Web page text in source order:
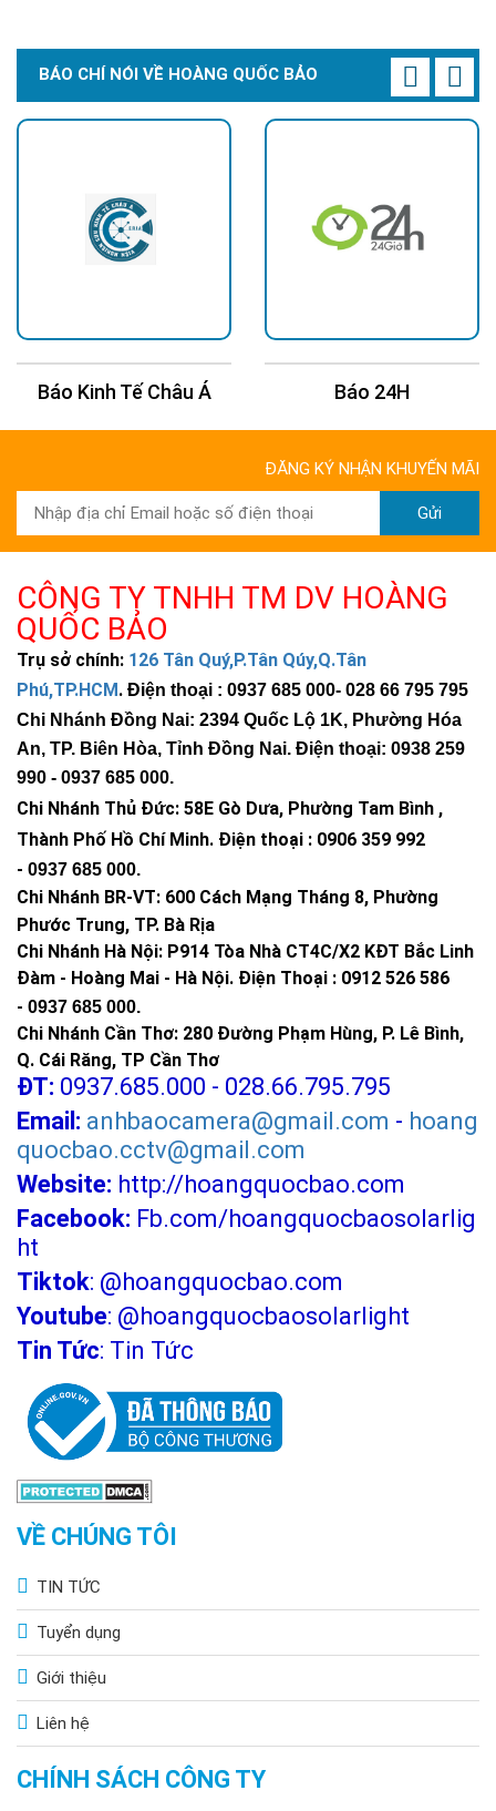
BÁO CHÍ NÓI VỀ HOÀNG QUỐC BẢO
Báo Kinh Tế Châu Á Báo 24H
ĐĂNG KÝ NHẬN KHUYẾN MÃI
Gửi
CÔNG TY TNHH TM DV HOÀNG
QUỐC BẢO
Trụ sở chính: 126 Tân Quý,P.Tân Qúy,Q.Tân
Phú,TP.HCM. Điện thoại : 0937 685 000- 028 66 795 795
Chi Nhánh Đồng Nai: 2394 Quốc Lộ 1K, Phường Hóa
An, TP. Biên Hòa, Tỉnh Đồng Nai. Điện thoại: 0938 259
990 - 0937 685 000.
Chi Nhánh Thủ Đức: 58E Gò Dưa, Phường Tam Bình ,
Thành Phố Hồ Chí Minh. Điện thoại : 0906 359 992
- 0937 685 000.
Chi Nhánh BR-VT: 600 Cách Mạng Tháng 8, Phường
Phước Trung, TP. Bà Rịa
Chi Nhánh Hà Nội: P914 Tòa Nhà CT4C/X2 KĐT Bắc Linh
Đàm - Hoàng Mai - Hà Nội. Điện Thoại : 0912 526 586
- 0937 685 000.
Chi Nhánh Cần Thơ: 280 Đường Phạm Hùng, P. Lê Bình,
Q. Cái Răng, TP Cần Thơ
ĐT: 0937.685.000 - 028.66.795.795
Email: anhbaocamera@gmail.com - hoang
quocbao.cctv@gmail.com
Website: http://hoangquocbao.com
Facebook: Fb.com/hoangquocbaosolarlig
ht
Tiktok: @hoangquocbao.com
Youtube: @hoangquocbaosolarlight
Tin Tức: Tin Tức
VỀ CHÚNG TÔI
TIN TỨC
Tuyển dụng
Giới thiệu
Liên hệ
CHÍNH SÁCH CÔNG TY